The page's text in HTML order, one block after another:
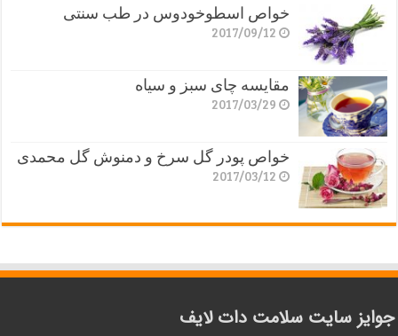
خواص اسطوخودوس در طب سنتی
2017/09/12
مقایسه چای سبز و سیاه
2017/03/29
خواص پودر گل سرخ و دمنوش گل محمدی
2017/03/12
جوایز سایت سلامت دات لایف